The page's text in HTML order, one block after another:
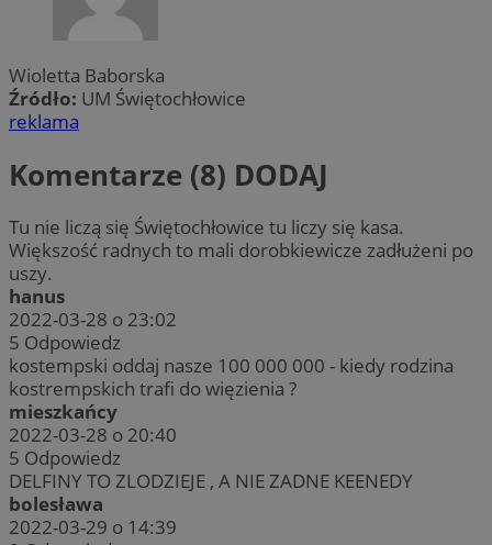
Wioletta Baborska
Źródło: UM Świętochłowice
reklama
Komentarze (8) DODAJ
Tu nie liczą się Świętochłowice tu liczy się kasa.
Większość radnych to mali dorobkiewicze zadłużeni po
uszy.
hanus
2022-03-28 o 23:02
5 Odpowiedz
kostempski oddaj nasze 100 000 000 - kiedy rodzina
kostrempskich trafi do więzienia ?
mieszkańcy
2022-03-28 o 20:40
5 Odpowiedz
DELFINY TO ZLODZIEJE , A NIE ZADNE KEENEDY
bolesława
2022-03-29 o 14:39